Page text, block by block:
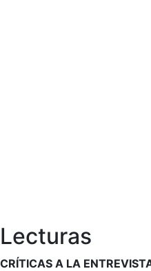
Lecturas
CRÍTICAS A LA